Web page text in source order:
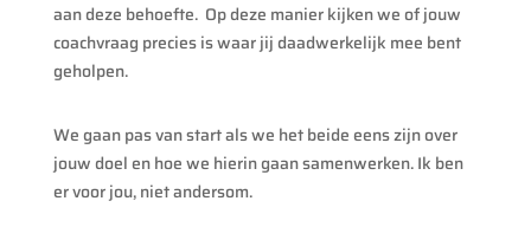
aan deze behoefte. Op deze manier kijken we of jouw
coachvraag precies is waar jij daadwerkelijk mee bent
geholpen.
We gaan pas van start als we het beide eens zijn over
jouw doel en hoe we hierin gaan samenwerken. Ik ben
er voor jou, niet andersom.